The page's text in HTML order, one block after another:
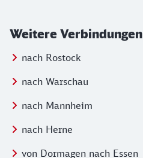
Weitere Verbindungen
nach Rostock
nach Warschau
nach Mannheim
nach Herne
von Dormagen nach Essen